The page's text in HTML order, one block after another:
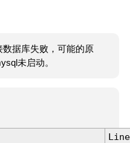
数据库失败，可能的原
未启动。
Line